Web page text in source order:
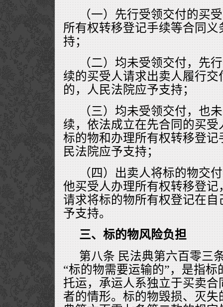
（一）先行受领交付的买
所有权转移登记手续等合同
持；
（二）均未受领交付，先
续的买受人请求出卖人履行
的，人民法院应予支持；
（三）均未受领交付，也
续，依法成立在先合同的买
标的物和办理所有权转移登
民法院应予支持；
（四）出卖人将标的物交
他买受人办理所有权转移登
请求将标的物所有权登记在
予支持。
三、标的物风险负担
第八条 民法典第六百零三
“标的物需要运输的”，是指
托运，承运人系独立于买卖
者的情形。标的物毁损、灭